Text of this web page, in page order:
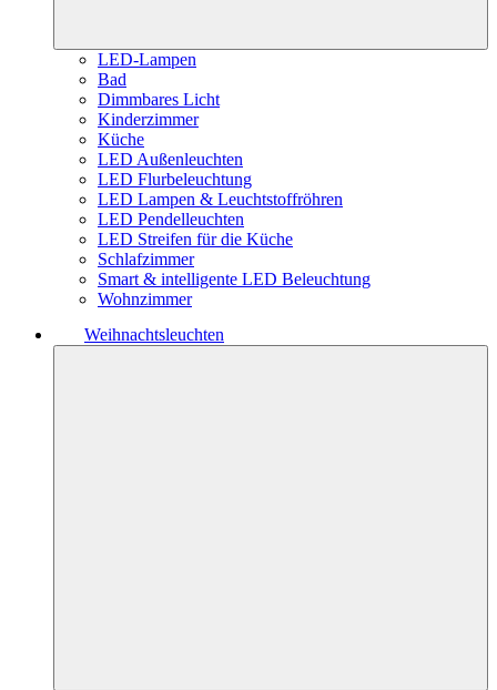
LED-Lampen
Bad
Dimmbares Licht
Kinderzimmer
Küche
LED Außenleuchten
LED Flurbeleuchtung
LED Lampen & Leuchtstoffröhren
LED Pendelleuchten
LED Streifen für die Küche
Schlafzimmer
Smart & intelligente LED Beleuchtung
Wohnzimmer
Weihnachtsleuchten